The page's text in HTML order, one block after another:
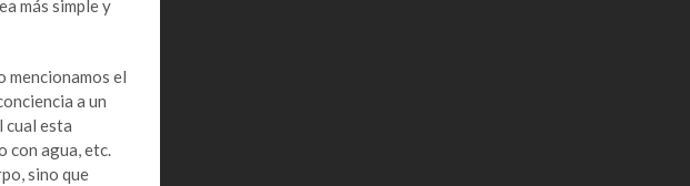
más simple y
el
a un
cual esta
con agua, etc.
sino que